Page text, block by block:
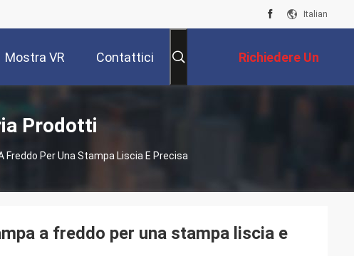
Italian
Mostra VR Contattici Richiedere Un
Preventivo
Prodotti
Per Una Stampa Liscia E Precisa
a freddo per una stampa liscia e